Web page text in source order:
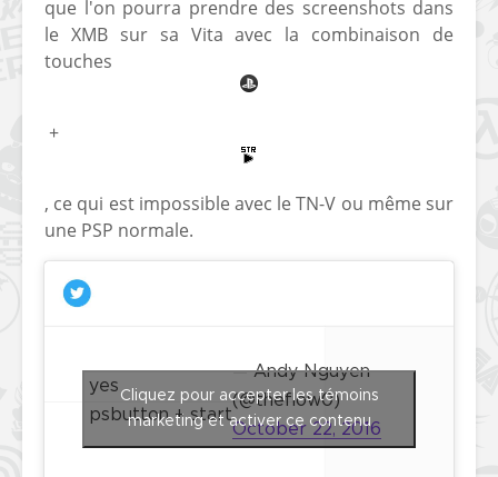
que l'on pourra prendre des screenshots dans
le XMB sur sa Vita avec la combinaison de
touches
+
, ce qui est impossible avec le TN-V ou même sur
une PSP normale.
yes
psbutton + start
— Andy Nguyen
(@theflow0)
October 22, 2016
Cliquez pour accepter les témoins
marketing et activer ce contenu